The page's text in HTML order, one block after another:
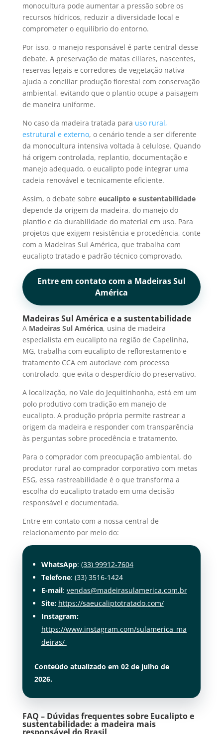
monocultura pode aumentar a pressão sobre os
recursos hídricos, reduzir a diversidade local e
comprometer o equilíbrio do entorno.
Por isso, o manejo responsável é parte central desse
debate. A preservação de matas ciliares, nascentes,
reservas legais e corredores de vegetação nativa
ajuda a conciliar produção florestal com conservação
ambiental, evitando que o plantio ocupe a paisagem
de maneira uniforme.
No caso da madeira tratada para uso rural,
estrutural e externo, o cenário tende a ser diferente
da monocultura intensiva voltada à celulose. Quando
há origem controlada, replantio, documentação e
manejo adequado, o eucalipto pode integrar uma
cadeia renovável e tecnicamente eficiente.
Assim, o debate sobre eucalipto e sustentabilidade
depende da origem da madeira, do manejo do
plantio e da durabilidade do material em uso. Para
projetos que exigem resistência e procedência, conte
com a Madeiras Sul América, que trabalha com
eucalipto tratado e padrão técnico comprovado.
Entre em contato com a Madeiras Sul
América
Madeiras Sul América e a sustentabilidade
A Madeiras Sul América, usina de madeira
especialista em eucalipto na região de Capelinha,
MG, trabalha com eucalipto de reflorestamento e
tratamento CCA em autoclave com processo
controlado, que evita o desperdício do preservativo.
A localização, no Vale do Jequitinhonha, está em um
polo produtivo com tradição em manejo de
eucalipto. A produção própria permite rastrear a
origem da madeira e responder com transparência
às perguntas sobre procedência e tratamento.
Para o comprador com preocupação ambiental, do
produtor rural ao comprador corporativo com metas
ESG, essa rastreabilidade é o que transforma a
escolha do eucalipto tratado em uma decisão
responsável e documentada.
Entre em contato com a nossa central de
relacionamento por meio do:
WhatsApp: (33) 99912-7604
Telefone: (33) 3516-1424
E-mail: vendas@madeirasulamerica.com.br
Site: https://saeucaliptotratado.com/
Instagram:
https://www.instagram.com/sulamerica_ma
deiras/
Conteúdo atualizado em 02 de julho de
2026.
FAQ – Dúvidas frequentes sobre Eucalipto e
sustentabilidade: a madeira mais